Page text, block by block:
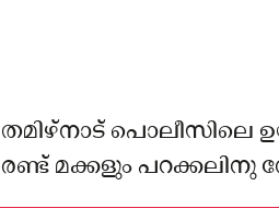
തമിഴ്‌നാട് പൊലീസിലെ
രണ്ട് മക്കളും പറക്കലിനു
പേരുമായിരുന്നു